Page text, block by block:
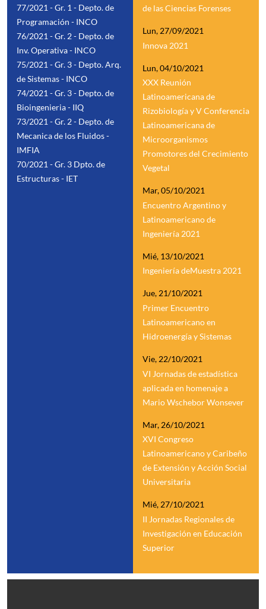
77/2021 - Gr. 1 - Depto. de
Programación - INCO
76/2021 - Gr. 2 - Depto. de
Inv. Operativa - INCO
75/2021 - Gr. 3 - Depto. Arq.
de Sistemas - INCO
74/2021 - Gr. 3 - Depto. de
Bioingenieria - IIQ
73/2021 - Gr. 2 - Depto. de
Mecanica de los Fluidos -
IMFIA
70/2021 - Gr. 3 Dpto. de
Estructuras - IET
de las Ciencias Forenses
Lun, 27/09/2021
Innova 2021
Lun, 04/10/2021
XXX Reunión
Latinoamericana de
Rizobiología y V Conferencia
Latinoamericana de
Microorganismos
Promotores del Crecimiento
Vegetal
Mar, 05/10/2021
Encuentro Argentino y
Latinoamericano de
Ingeniería 2021
Mié, 13/10/2021
Ingeniería deMuestra 2021
Jue, 21/10/2021
Primer Encuentro
Latinoamericano en
Hidroenergía y Sistemas
Vie, 22/10/2021
VI Jornadas de estadística
aplicada en homenaje a
Mario Wschebor Wonsever
Mar, 26/10/2021
XVI Congreso
Latinoamericano y Caribeño
de Extensión y Acción Social
Universitaria
Mié, 27/10/2021
II Jornadas Regionales de
Investigación en Educación
Superior